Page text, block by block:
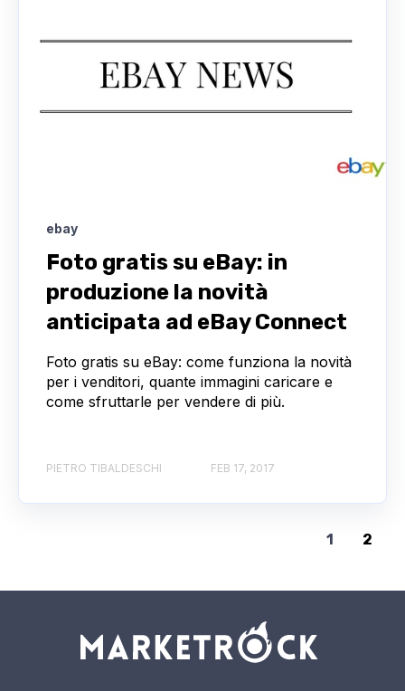
ebay
Foto gratis su eBay: in
produzione la novità
anticipata ad eBay Connect
Foto gratis su eBay: come funziona la novità
per i venditori, quante immagini caricare e
come sfruttarle per vendere di più.
PIETRO TIBALDESCHI FEB 17, 2017
1 2